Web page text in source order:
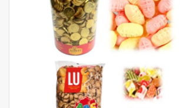
Bonbons pour la bonbonnière
Rouleaux de caisse thermiques